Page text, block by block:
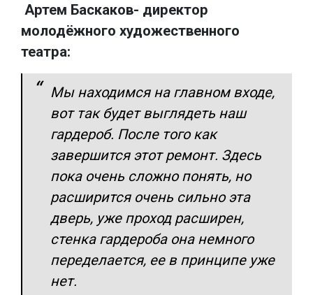
Артем Баскаков- директор
молодёжного художественного
театра:
Мы находимся на главном входе,
вот так будет выглядеть наш
гардероб. После того как
завершится этот ремонт. Здесь
пока очень сложно понять, но
расширится очень сильно эта
дверь, уже проход расширен,
стенка гардероба она немного
переделается, ее в принципе уже
нет.